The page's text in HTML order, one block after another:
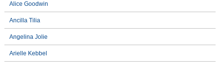
Alice Goodwin
Ancilla Tilia
Angelina Jolie
Arielle Kebbel